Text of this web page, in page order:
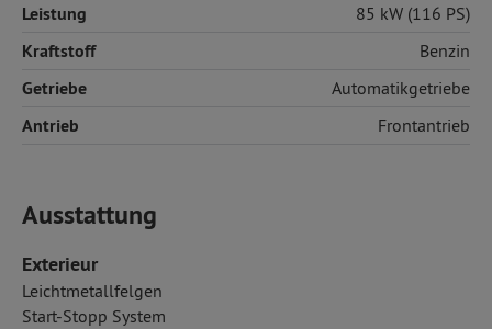
Leistung 85 kW (116 PS)
Kraftstoff Benzin
Getriebe Automatikgetriebe
Antrieb Frontantrieb
Ausstattung
Exterieur
Leichtmetallfelgen
Start-Stopp System